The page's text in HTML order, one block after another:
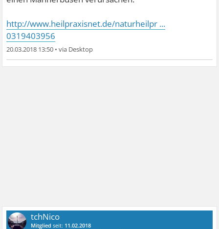
http://www.heilpraxisnet.de/naturheilpr ...
0319403956
20.03.2018 13:50 •
tchNico
Mitglied seit: 11.02.2018